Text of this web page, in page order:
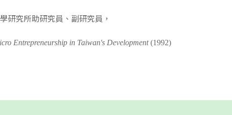
研究所助研究員、副研究員，
Entrepreneurship in Taiwan's Development(1992)